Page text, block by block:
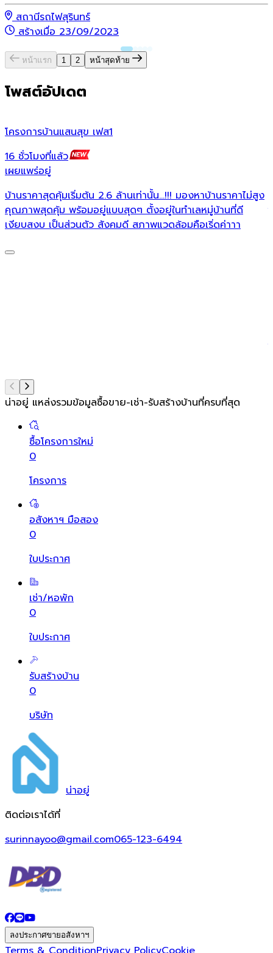
สถานีรถไฟสุรินทร์
สร้างเมื่อ 23/09/2023
หน้าแรก 1 2 หน้าสุดท้าย
โพสต์อัปเดต
โครงการบ้านแสนสุข เฟส1
16 ชั่วโมงที่แล้ว
เผยแพร่อยู่
บ้านราคาสุดคุ้มเริ่มต้น 2.6 ล้านเท่านั้น...!!! มองหาบ้านราคาไม่สูง
คุณภาพสุดคุ้ม พร้อมอยู่แบบสุดๆ ตั้งอยู่ในทำเลหมู่บ้านที่ดี
เงียบสงบ เป็นส่วนตัว สังคมดี สภาพแวดล้อมคือเริ่ดค่าาา
น่าอยู่ แหล่งรวมข้อมูลซื้อขาย-เช่า-รับสร้างบ้านที่ครบที่สุด
ซื้อโครงการใหม่
0
โครงการ
อสังหาฯ มือสอง
0
ใบประกาศ
เช่า/หอพัก
0
ใบประกาศ
รับสร้างบ้าน
0
บริษัท
น่าอยู่
ติดต่อเราได้ที่
surinnayoo@gmail.com065-123-6494
ลงประกาศขายอสังหาฯ